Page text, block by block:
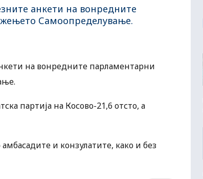
анкети на вонредните
Самоопределување.
на вонредните парламентарни
партија на Косово-21,6 отсто, а
и конзулатите, како и без